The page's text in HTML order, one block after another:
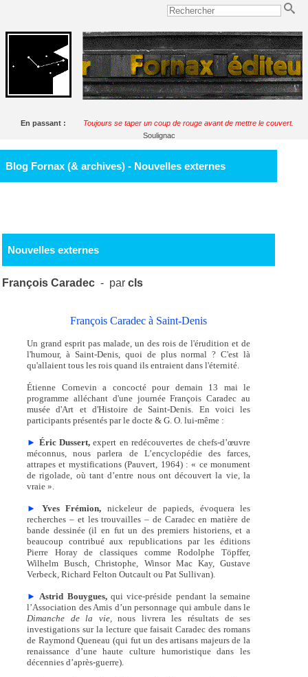
En passant :
Toujours se taper un coup de rouge avant de mettre le couvert.
Soulignac
Blog Fornax (& archives) - Nouvelles externes
Nouvelles externes
François Caradec - parcls
François Caradec à Saint-Denis
Un grand esprit pas malade, un des rois de l'érudition et de
l'humour, à Saint-Denis, quoi de plus normal ? C'est là
qu'allaient tous les rois quand ils entraient dans l'éternité.
Étienne Cornevin a concocté pour demain 13 mai le
programme alléchant d'une journée François Caradec au
musée d'Art et d'Histoire de Saint-Denis. En voici les
participants présentés par le docte & G. O. lui-même :
► Éric Dussert,expert en redécouvertes de chefs-d’œuvre
méconnus, nous parlera de L’encyclopédie des farces,
attrapes et mystifications (Pauvert, 1964) : « ce monument
de rigolade, où tant d’entre nous ont découvert la vie, la
vraie ».
► Yves Frémion, nickeleur de papieds, évoquera les
recherches – et les trouvailles – de Caradec en matière de
bande dessinée (il en fut un des premiers historiens, et a
beaucoup contribué aux republications par les éditions
Pierre Horay de classiques comme Rodolphe Töpffer,
Wilhelm Busch, Christophe, Winsor Mac Kay, Gustave
Verbeck, Richard Felton Outcault ou Pat Sullivan).
► Astrid Bouygues,qui vice-préside pendant la semaine
l’Association des Amis d’un personnage qui ambule dans le
Dimanche de la vie,
nous livrera les résultats de ses
investigations sur la lecture que faisait Caradec des romans
de Raymond Queneau (qui fut un des artisans majeurs de la
renaissance d’une haute culture humoristique dans les
décennies d’après-guerre).